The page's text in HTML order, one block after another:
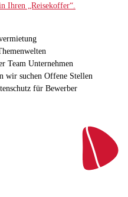
Ihren „Reisekoffer“.
Team Unternehmen
wir suchen Offene Stellen
für Bewerber